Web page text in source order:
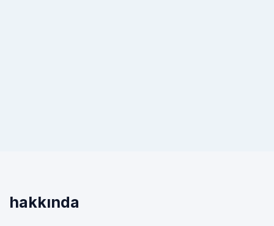
hakkında